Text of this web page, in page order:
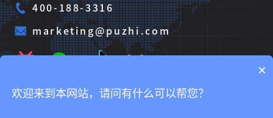
400-188-3316
marketing@puzhi.com
×
欢迎来到本网站，请问有什么可以帮您？